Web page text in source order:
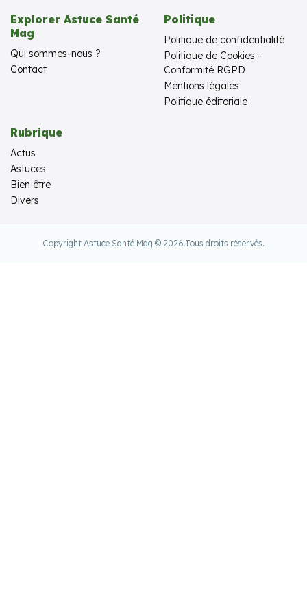
Explorer Astuce Santé
Mag
Qui sommes-nous ?
Contact
Politique
Politique de confidentialité
Politique de Cookies –
Conformité RGPD
Mentions légales
Politique éditoriale
Rubrique
Actus
Astuces
Bien être
Divers
Copyright Astuce Santé Mag © 2026.Tous droits réservés.